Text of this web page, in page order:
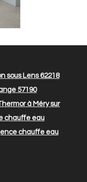
sous Lens 62218
57190
à Méry sur
chauffe eau
chauffe eau